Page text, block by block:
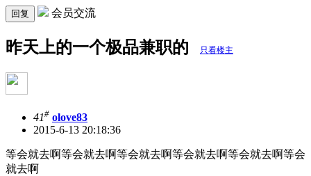
回复 会员交流
昨天上的一个极品兼职的 只看楼主
41# olove83
2015-6-13 20:18:36
等会就去啊等会就去啊等会就去啊等会就去啊等会就去啊等会
就去啊